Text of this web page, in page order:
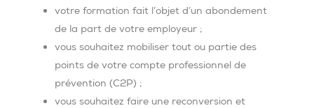
votre formation fait l’objet d’un abondement
de la part de votre employeur ;
vous souhaitez mobiliser tout ou partie des
points de votre compte professionnel de
prévention (C2P) ;
vous souhaitez faire une reconversion et